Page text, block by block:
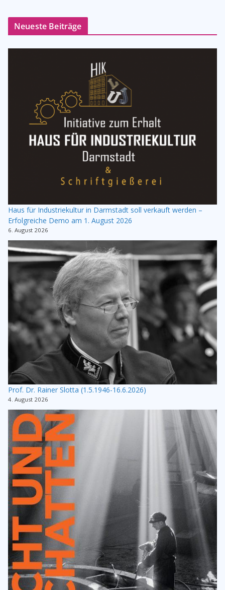
Neueste Beiträge
Haus für Industriekultur in Darmstadt soll verkauft werden –
Erfolgreiche Demo am 1. August 2026
6. August 2026
Prof. Dr. Rainer Slotta (1.5.1946-16.6.2026)
4. August 2026